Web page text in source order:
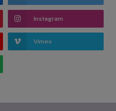
Instagram
Vimeo